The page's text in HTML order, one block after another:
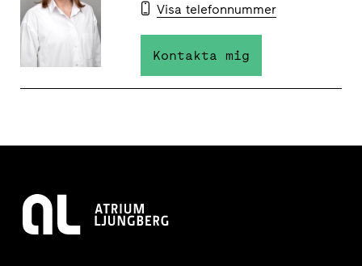
Visa telefonnummer
Kontakta mig